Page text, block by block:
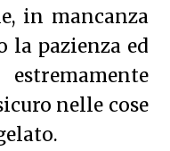
in mancanza
la pazienza ed
nelle cose